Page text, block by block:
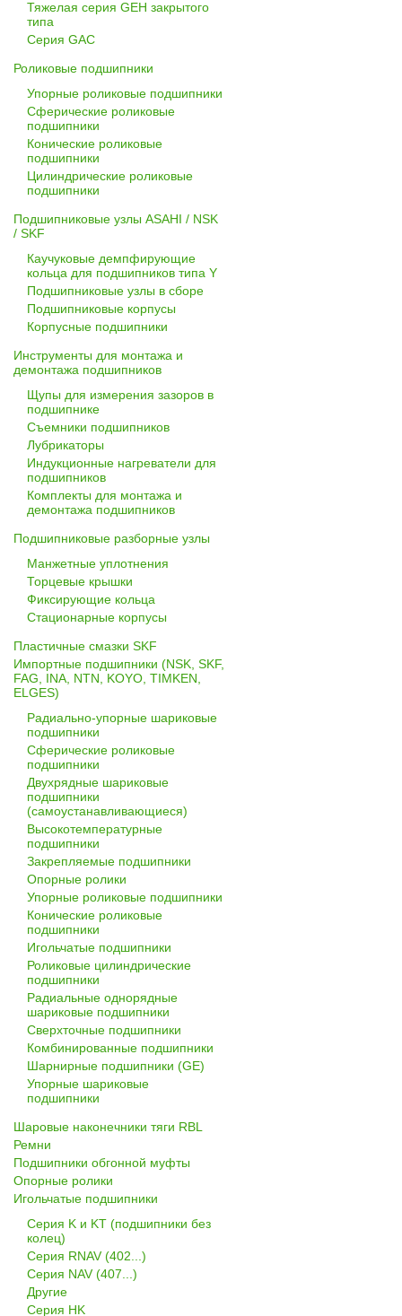
Тяжелая серия GEH закрытого
типа
Серия GAC
Роликовые подшипники
Упорные роликовые подшипники
Сферические роликовые
подшипники
Конические роликовые
подшипники
Цилиндрические роликовые
подшипники
Подшипниковые узлы ASAHI / NSK
/ SKF
Каучуковые демпфирующие
кольца для подшипников типа Y
Подшипниковые узлы в сборе
Подшипниковые корпусы
Корпусные подшипники
Инструменты для монтажа и
демонтажа подшипников
Щупы для измерения зазоров в
подшипнике
Съемники подшипников
Лубрикаторы
Индукционные нагреватели для
подшипников
Комплекты для монтажа и
демонтажа подшипников
Подшипниковые разборные узлы
Манжетные уплотнения
Торцевые крышки
Фиксирующие кольца
Стационарные корпусы
Пластичные смазки SKF
Импортные подшипники (NSK, SKF,
FAG, INA, NTN, KOYO, TIMKEN,
ELGES)
Радиально-упорные шариковые
подшипники
Сферические роликовые
подшипники
Двухрядные шариковые
подшипники
(самоустанавливающиеся)
Высокотемпературные
подшипники
Закрепляемые подшипники
Опорные ролики
Упорные роликовые подшипники
Конические роликовые
подшипники
Игольчатые подшипники
Роликовые цилиндрические
подшипники
Радиальные однорядные
шариковые подшипники
Сверхточные подшипники
Комбинированные подшипники
Шарнирные подшипники (GE)
Упорные шариковые
подшипники
Шаровые наконечники тяги RBL
Ремни
Подшипники обгонной муфты
Опорные ролики
Игольчатые подшипники
Серия K и KT (подшипники без
колец)
Серия RNAV (402...)
Серия NAV (407...)
Другие
Серия HK